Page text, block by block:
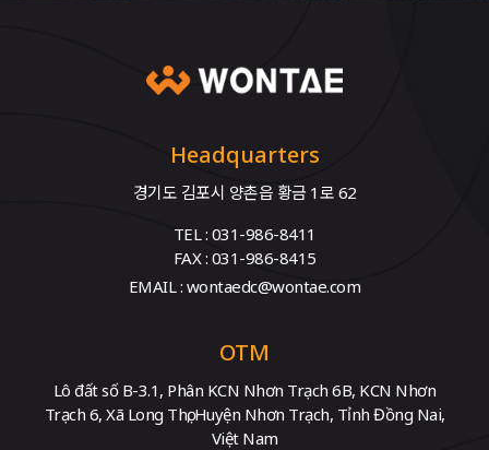
Headquarters
경기도 김포시 양촌읍 황금 1로 62
TEL : 031-986-8411
FAX : 031-986-8415
EMAIL : wontaedc@wontae.com
OTM
Lô đất số B-3.1, Phân KCN Nhơn Trạch 6B, KCN Nhơn
Trạch 6, Xã Long Thọ, Huyện Nhơn Trạch, Tỉnh Đồng Nai,
Việt Nam